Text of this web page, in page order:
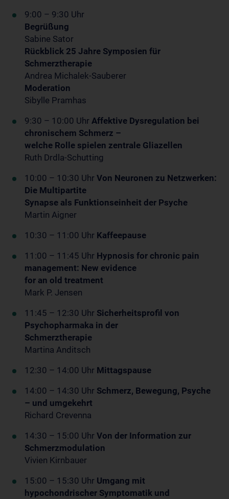
9:00 – 9:30 Uhr
Begrüßung
Sabine Sator
Rückblick 25 Jahre Symposien für
Schmerztherapie
Andrea Michalek-Sauberer
Moderation
Sibylle Pramhas
9:30 – 10:00 Uhr Affektive Dysregulation bei
chronischem Schmerz –
welche Rolle spielen zentrale Gliazellen
Ruth Drdla-Schutting
10:00 – 10:30 Uhr Von Neuronen zu Netzwerken:
Die Multipartite
Synapse als Funktionseinheit der Psyche
Martin Aigner
10:30 – 11:00 Uhr Kaffeepause
11:00 – 11:45 Uhr Hypnosis for chronic pain
management: New evidence
for an old treatment
Mark P. Jensen
11:45 – 12:30 Uhr Sicherheitsprofil von
Psychopharmaka in der
Schmerztherapie
Martina Anditsch
12:30 – 14:00 Uhr Mittagspause
14:00 – 14:30 Uhr Schmerz, Bewegung, Psyche
– und umgekehrt
Richard Crevenna
14:30 – 15:00 Uhr Von der Information zur
Schmerzmodulation
Vivien Kirnbauer
15:00 – 15:30 Uhr Umgang mit
hypochondrischer Symptomatik und